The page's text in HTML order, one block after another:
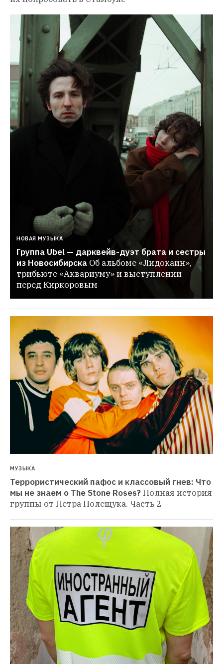
НОВАЯ МУЗЫКА
Группа Ubel — дарквейв-дуэт брата и сестры
из Новосибирска Об альбоме «Лидокаин»,
трибьюте «Аквариуму» и выступлении
перед Киркоровым
МУЗЫКА
Террористический пафос и классовый гнев: Что
мы не знаем о The Stone Roses?Полная история
группы от Петра Полещука. Часть 2